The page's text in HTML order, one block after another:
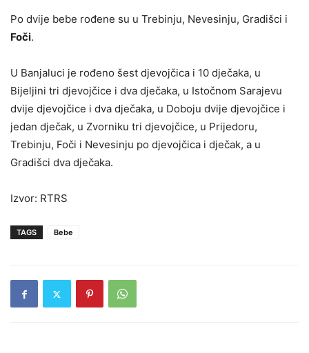
Po dvije bebe rođene su u Trebinju, Nevesinju, Gradišci i
Foči.
U Banjaluci je rođeno šest djevojčica i 10 dječaka, u
Bijeljini tri djevojčice i dva dječaka, u Istočnom Sarajevu
dvije djevojčice i dva dječaka, u Doboju dvije djevojčice i
jedan dječak, u Zvorniku tri djevojčice, u Prijedoru,
Trebinju, Foči i Nevesinju po djevojčica i dječak, a u
Gradišci dva dječaka.
Izvor: RTRS
TAGS Bebe